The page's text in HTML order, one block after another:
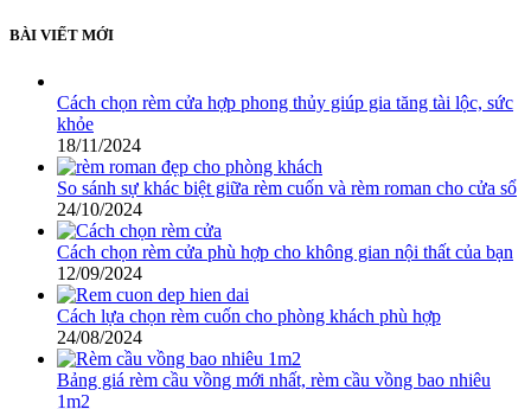
BÀI VIẾT MỚI
Cách chọn rèm cửa hợp phong thủy giúp gia tăng tài lộc, sức
khỏe
18/11/2024
So sánh sự khác biệt giữa rèm cuốn và rèm roman cho cửa sổ
24/10/2024
Cách chọn rèm cửa phù hợp cho không gian nội thất của bạn
12/09/2024
Cách lựa chọn rèm cuốn cho phòng khách phù hợp
24/08/2024
Bảng giá rèm cầu vồng mới nhất, rèm cầu vồng bao nhiêu
1m2